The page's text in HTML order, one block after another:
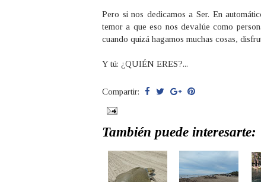
Pero si nos dedicamos a Ser. En
temor a que eso nos devalúe como
cuando quizá hagamos muchas cosas,
Y tú: ¿QUIÉN ERES?...
Compartir:
También puede interesarte: